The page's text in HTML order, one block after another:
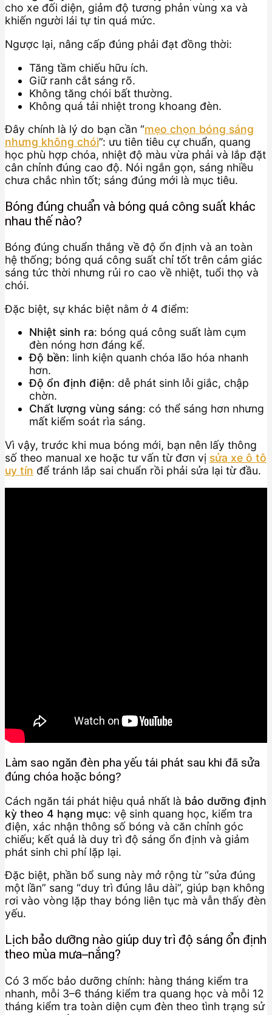
cho xe đối diện, giảm độ tương phản vùng xa và
khiến người lái tự tin quá mức.
Ngược lại, nâng cấp đúng phải đạt đồng thời:
Tăng tầm chiếu hữu ích.
Giữ ranh cắt sáng rõ.
Không tăng chói bất thường.
Không quá tải nhiệt trong khoang đèn.
Đây chính là lý do bạn cần “mẹo chọn bóng sáng
nhưng không chói”: ưu tiên tiêu cự chuẩn, quang
học phù hợp chóa, nhiệt độ màu vừa phải và lắp đặt
cân chỉnh đúng cao độ. Nói ngắn gọn, sáng nhiều
chưa chắc nhìn tốt; sáng đúng mới là mục tiêu.
Bóng đúng chuẩn và bóng quá công suất khác
nhau thế nào?
Bóng đúng chuẩn thắng về độ ổn định và an toàn
hệ thống; bóng quá công suất chỉ tốt trên cảm giác
sáng tức thời nhưng rủi ro cao về nhiệt, tuổi thọ và
chói.
Đặc biệt, sự khác biệt nằm ở 4 điểm:
Nhiệt sinh ra: bóng quá công suất làm cụm
đèn nóng hơn đáng kể.
Độ bền: linh kiện quanh chóa lão hóa nhanh
hơn.
Độ ổn định điện: dễ phát sinh lỗi giắc, chập
chờn.
Chất lượng vùng sáng: có thể sáng hơn nhưng
mất kiểm soát rìa sáng.
Vì vậy, trước khi mua bóng mới, bạn nên lấy thông
số theo manual xe hoặc tư vấn từ đơn vị sửa xe ô tô
uy tín để tránh lắp sai chuẩn rồi phải sửa lại từ đầu.
Làm sao ngăn đèn pha yếu tái phát sau khi đã sửa
đúng chóa hoặc bóng?
Cách ngăn tái phát hiệu quả nhất là bảo dưỡng định
kỳ theo 4 hạng mục: vệ sinh quang học, kiểm tra
điện, xác nhận thông số bóng và căn chỉnh góc
chiếu; kết quả là duy trì độ sáng ổn định và giảm
phát sinh chi phí lặp lại.
Đặc biệt, phần bổ sung này mở rộng từ “sửa đúng
một lần” sang “duy trì đúng lâu dài”, giúp bạn không
rơi vào vòng lặp thay bóng liên tục mà vẫn thấy đèn
yếu.
Lịch bảo dưỡng nào giúp duy trì độ sáng ổn định
theo mùa mưa–nắng?
Có 3 mốc bảo dưỡng chính: hàng tháng kiểm tra
nhanh, mỗi 3–6 tháng kiểm tra quang học và mỗi 12
tháng kiểm tra toàn diện cụm đèn theo tình trạng sử